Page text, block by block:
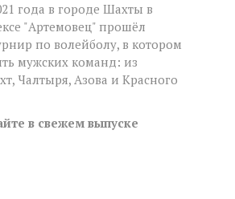
года в городе Шахты в
"Артемовец" прошёл
по волейболу, в котором
мужских команд: из
Чалтыря, Азова и Красного
в свежем выпуске